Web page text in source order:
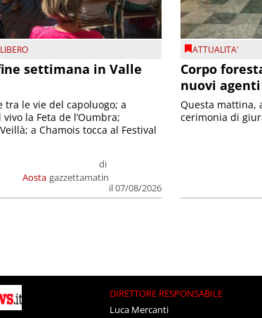
settimana in Valle
Aosta
di
gazzettamatin
il 07/08/2026
tra le vie del capoluogo; a
la Feta de l’Oumbra;
a Chamois tocca al Festival
ATTUALITA'
Corpo
nuovi
Questa mattina,
cerimonia di
DIRETTORE RESPONSABILE
Luca Mercanti